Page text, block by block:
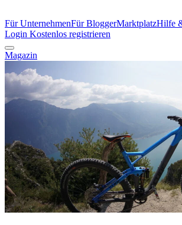
Für UnternehmenFür BloggerMarktplatzHilfe
Login Kostenlos registrieren
Magazin